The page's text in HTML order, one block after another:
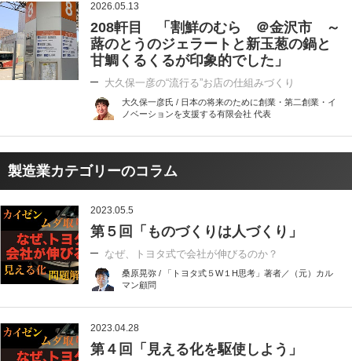
2026.05.13
208軒目 「割鮮のむら ＠金沢市 ～
蕗のとうのジェラートと新玉葱の鍋と
甘鯛くるくるが印象的でした」
大久保一彦の“流行る”お店の仕組みづくり
大久保一彦氏 / 日本の将来のために創業・第二創業・イ
ノベーションを支援する有限会社 代表
製造業カテゴリーのコラム
2023.05.5
第５回「ものづくりは人づくり」
なぜ、トヨタ式で会社が伸びるのか？
桑原晃弥 / 「トヨタ式５W１H思考」著者／（元）カル
マン顧問
2023.04.28
第４回「見える化を駆使しよう」